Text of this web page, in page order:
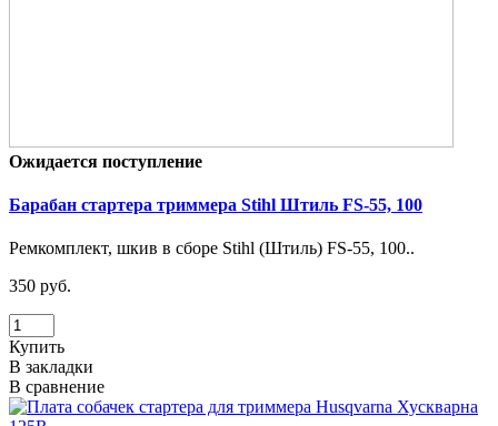
Ожидается поступление
Барабан стартера триммера Stihl Штиль FS-55, 100
Ремкомплект, шкив в сборе Stihl (Штиль) FS-55, 100..
350 руб.
Купить
В закладки
В сравнение